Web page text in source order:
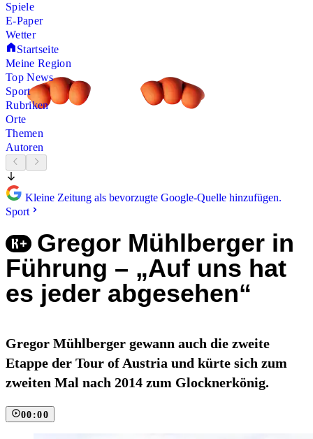
Spiele
E-Paper
Wetter
Startseite
Meine Region
Top News
Sport
Rubriken
Orte
Themen
Autoren
Kleine Zeitung als bevorzugte Google-Quelle hinzufügen.
Sport
Gregor Mühlberger in
Führung – „Auf uns hat
es jeder abgesehen“
Gregor Mühlberger gewann auch die zweite
Etappe der Tour of Austria und kürte sich zum
zweiten Mal nach 2014 zum Glocknerkönig.
00:00